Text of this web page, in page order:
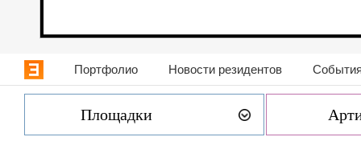
Портфолио Новости резидентов
Площадки